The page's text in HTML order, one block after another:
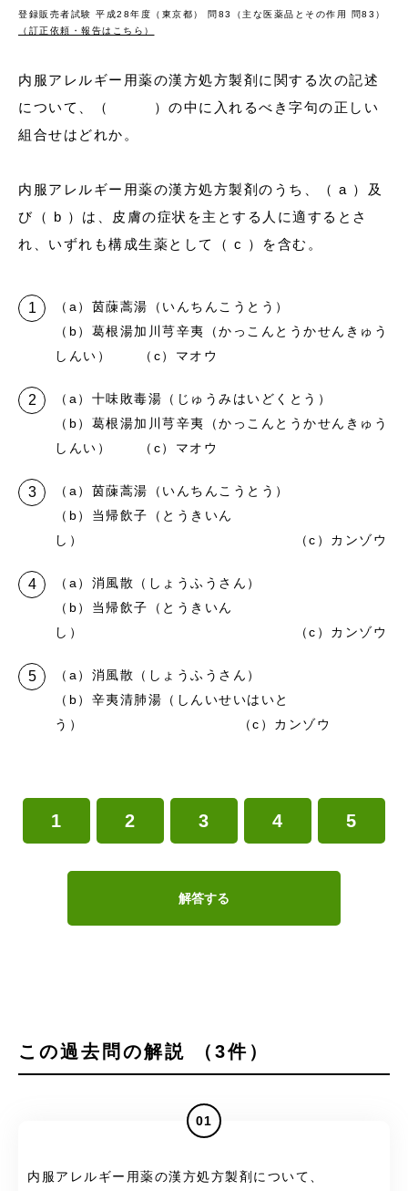
登録販売者試験 平成28年度（東京都） 問83（主な医薬品とその作用 問83）
（訂正依頼・報告はこちら）
内服アレルギー用薬の漢方処方製剤に関する次の記述
について、（ ）の中に入れるべき字句の正しい
組合せはどれか。
内服アレルギー用薬の漢方処方製剤のうち、（ a ）及
び（ b ）は、皮膚の症状を主とする人に適するとさ
れ、いずれも構成生薬として（ c ）を含む。
（a）茵蔯蒿湯（いんちんこうとう）
（b）葛根湯加川芎辛夷（かっこんとうかせんきゅう
しんい） （c）マオウ
（a）十味敗毒湯（じゅうみはいどくとう）
（b）葛根湯加川芎辛夷（かっこんとうかせんきゅう
しんい） （c）マオウ
（a）茵蔯蒿湯（いんちんこうとう）
（b）当帰飲子（とうきいん
し） （c）カンゾウ
（a）消風散（しょうふうさん）
（b）当帰飲子（とうきいん
し） （c）カンゾウ
（a）消風散（しょうふうさん）
（b）辛夷清肺湯（しんいせいはいと
う） （c）カンゾウ
1 2 3 4 5
解答する
この過去問の解説 （3件）
01
内服アレルギー用薬の漢方処方製剤について、